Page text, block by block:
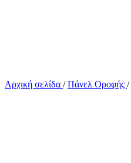
Αρχική σελίδα / Πάνελ Οροφής /